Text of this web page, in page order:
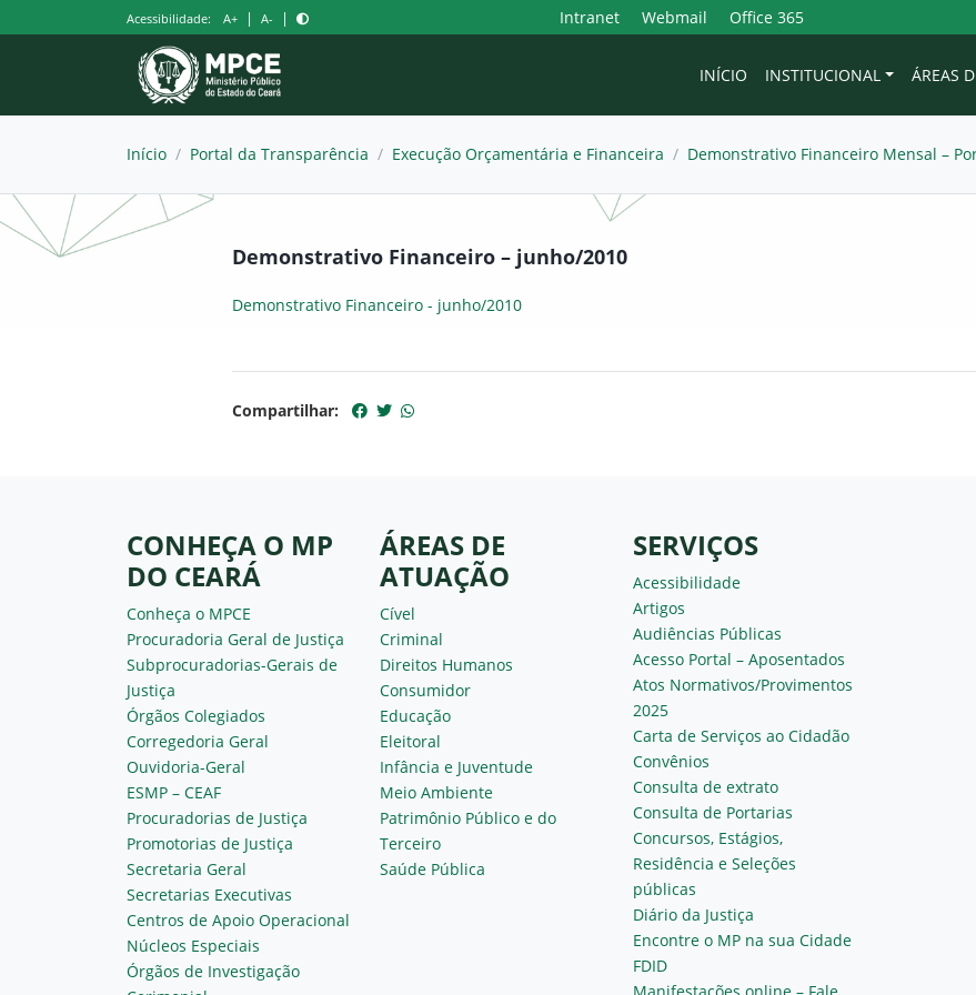
para
Acessibilidade: A+ | A- | Intranet Webmail Office 365
INÍCIO INSTITUCIONAL ÁREAS
Início / Portal da Transparência / Execução Orçamentária e Financeira / Demonstrativo Financeiro Mensal –
Demonstrativo Financeiro – junho/2010
Demonstrativo Financeiro - junho/2010
Compartilhar:
CONHEÇA O MP
DO CEARÁ
Conheça o MPCE
Procuradoria Geral de Justiça
Subprocuradorias-Gerais de
Justiça
Órgãos Colegiados
Corregedoria Geral
Ouvidoria-Geral
ESMP – CEAF
Procuradorias de Justiça
Promotorias de Justiça
Secretaria Geral
Secretarias Executivas
Centros de Apoio Operacional
Núcleos Especiais
Órgãos de Investigação
ÁREAS DE
ATUAÇÃO
Cível
Criminal
Direitos Humanos
Consumidor
Educação
Eleitoral
Infância e Juventude
Meio Ambiente
Patrimônio Público e do
Terceiro
Saúde Pública
SERVIÇOS
Acessibilidade
Artigos
Audiências Públicas
Acesso Portal – Aposentados
Atos Normativos/Provimentos
2025
Carta de Serviços ao Cidadão
Convênios
Consulta de extrato
Consulta de Portarias
Concursos, Estágios,
Residência e Seleções
públicas
Diário da Justiça
Encontre o MP na sua Cidade
FDID